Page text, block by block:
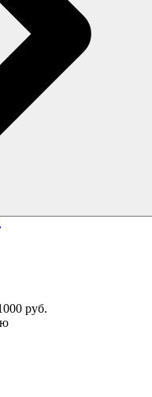
руб.